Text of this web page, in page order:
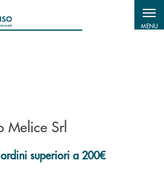
MENU
Melice Srl
superiori a 200€